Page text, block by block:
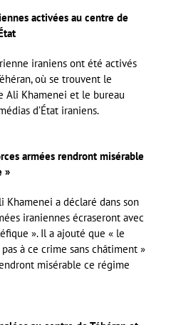
activées au centre de
iraniens ont été activés
où se trouvent le
Ali Khamenei et le bureau
d’État iraniens.
armées rendront misérable
»
Khamenei a déclaré dans son
iraniennes écraseront avec
». Il a ajouté que « le
à ce crime sans châtiment »
misérable ce régime